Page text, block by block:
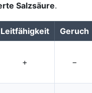
Salzsäure.
Leitfähigkeit Geruch
+ −